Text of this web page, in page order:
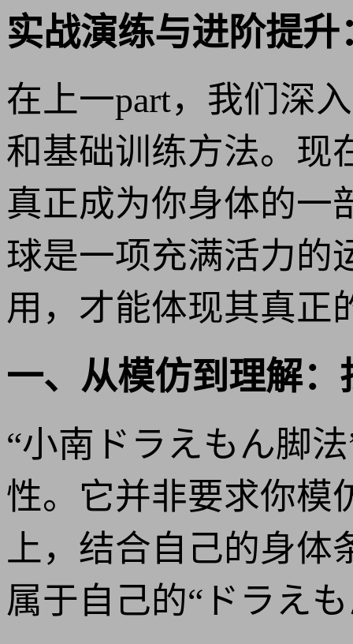
实战演练与进阶提
在上一part，我们深
和基础训练方法。现
真正成为你身体的一
球是一项充满活力的
用，才能体现其真正
一、从模仿到理解
“小南ドラえもん脚
性。它并非要求你模
上，结合自己的身体
属于自己的“ドラえ